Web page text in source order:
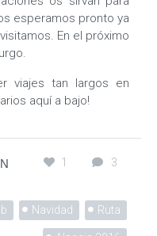
esperamos pronto ya
En el próximo
viajes tan largos en
aquí a bajo!
1
3
Navidad Ruta